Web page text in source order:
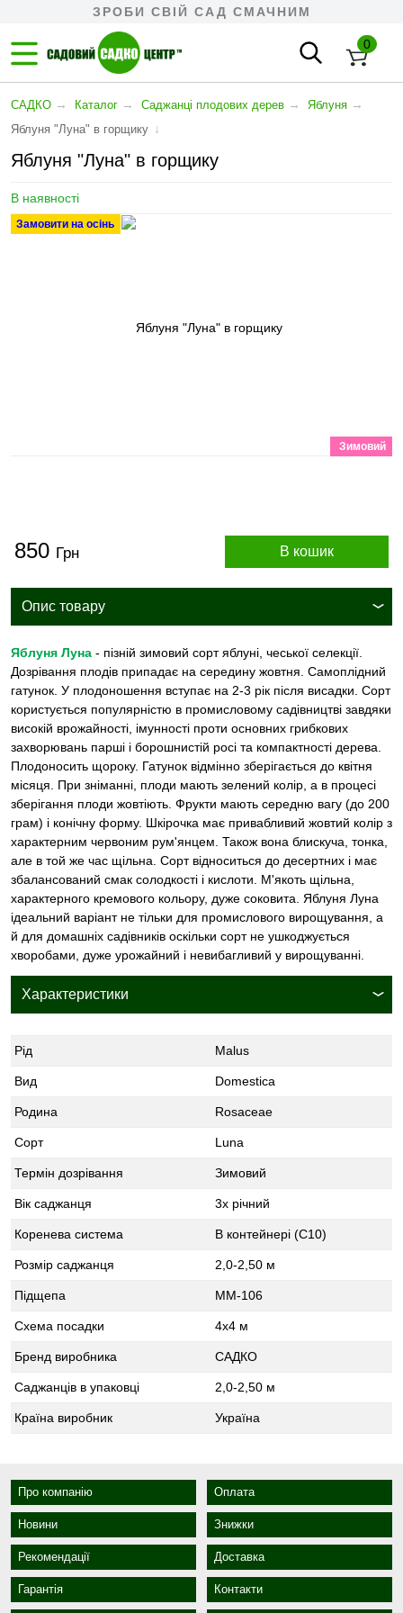
ЗРОБИ СВІЙ САД СМАЧНИМ
0
САДКО → Каталог → Cаджанці плодових дерев → Яблуня →
Яблуня "Луна" в горщику ↓
Яблуня "Луна" в горщику
В наявності
Замовити на осінь
Зимовий
850 Грн В кошик
Опис товару
Яблуня Луна - пізній зимовий сорт яблуні, чеської селекції.
Дозрівання плодів припадає на середину жовтня. Самоплідний
гатунок. У плодоношення вступає на 2-3 рік після висадки. Сорт
користується популярністю в промисловому садівництві завдяки
високій врожайності, імунності проти основних грибкових
захворювань парші і борошнистій росі та компактності дерева.
Плодоносить щороку. Гатунок відмінно зберігається до квітня
місяця. При зніманні, плоди мають зелений колір, а в процесі
зберігання плоди жовтіють. Фрукти мають середню вагу (до 200
грам) і конічну форму. Шкірочка має привабливий жовтий колір з
характерним червоним рум'янцем. Також вона блискуча, тонка,
але в той же час щільна. Сорт відноситься до десертних і має
збалансований смак солодкості і кислоти. М'якоть щільна,
характерного кремового кольору, дуже соковита. Яблуня Луна
ідеальний варіант не тільки для промислового вирощування, а
й для домашніх садівників оскільки сорт не ушкоджується
хворобами, дуже урожайний і невибагливий у вирощуванні.
Характеристики
Рід Malus
Вид Domestica
Родина Rosaceae
Сорт Luna
Термін дозрівання Зимовий
Вік саджанця 3х річний
Коренева система В контейнері (С10)
Розмір саджанця 2,0-2,50 м
Підщепа ММ-106
Схема посадки 4x4 м
Бренд виробника САДКО
Саджанців в упаковці 2,0-2,50 м
Країна виробник Україна
Про компанію Оплата
Новини Знижки
Рекомендації Доставка
Гарантія Контакти